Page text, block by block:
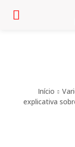
Início
explicativa